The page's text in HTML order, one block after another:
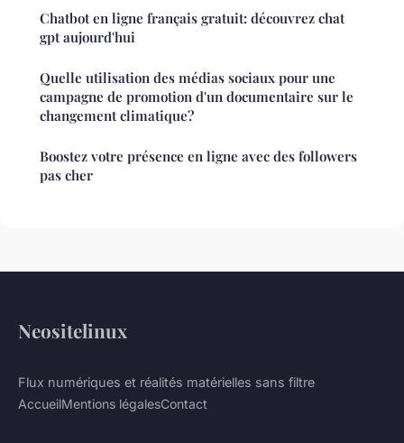
Chatbot en ligne français gratuit: découvrez chat
gpt aujourd'hui
Quelle utilisation des médias sociaux pour une
campagne de promotion d'un documentaire sur le
changement climatique?
Boostez votre présence en ligne avec des followers
pas cher
Neositelinux
Flux numériques et réalités matérielles sans filtre
AccueilMentions légalesContact